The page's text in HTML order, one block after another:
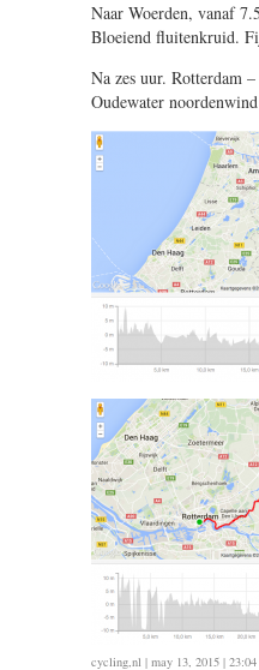
Naar Woerden, vanaf
Bloeiend fluitenkruid.
Na zes uur. Rotterdam
Oudewater
cycling,nl | may 13, 2015 | 23:04